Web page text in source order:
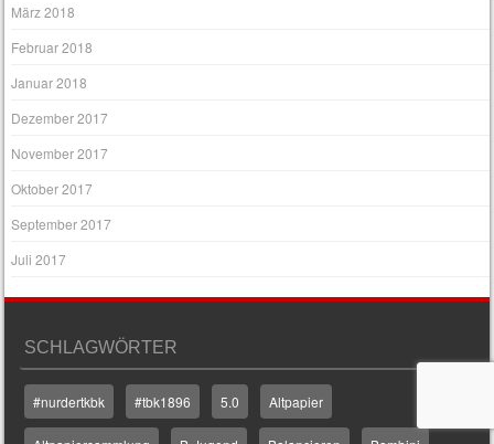
März 2018
Februar 2018
Januar 2018
Dezember 2017
November 2017
Oktober 2017
September 2017
Juli 2017
SCHLAGWÖRTER
#nurdertkbk #tbk1896 5.0 Altpapier